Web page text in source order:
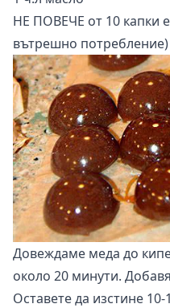
НЕ ПОВЕЧЕ от 10 капки
вътрешно
Довеждаме меда до
около 20 минути.
Оставете да изстине